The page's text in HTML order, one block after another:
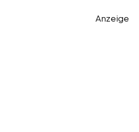
Anzeige